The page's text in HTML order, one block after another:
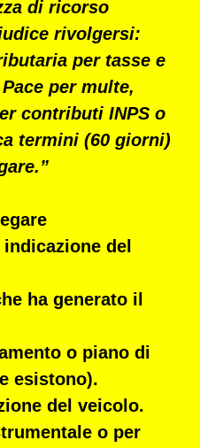
di ricorso
rivolgersi:
per tasse e
per multe,
contributi INPS o
termini (60 giorni)
del
ha generato il
o piano di
esistono).
del veicolo.
o per